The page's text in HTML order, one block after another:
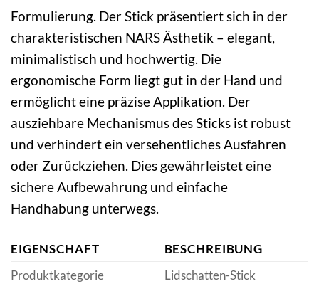
Formulierung. Der Stick präsentiert sich in der
charakteristischen NARS Ästhetik – elegant,
minimalistisch und hochwertig. Die
ergonomische Form liegt gut in der Hand und
ermöglicht eine präzise Applikation. Der
ausziehbare Mechanismus des Sticks ist robust
und verhindert ein versehentliches Ausfahren
oder Zurückziehen. Dies gewährleistet eine
sichere Aufbewahrung und einfache
Handhabung unterwegs.
EIGENSCHAFT
BESCHREIBUNG
Produktkategorie
Lidschatten-Stick